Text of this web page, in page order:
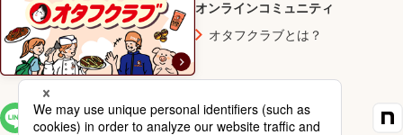
オンラインコミュニティ
オタフクラブとは？